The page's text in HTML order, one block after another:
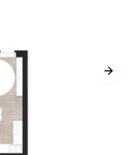
Next